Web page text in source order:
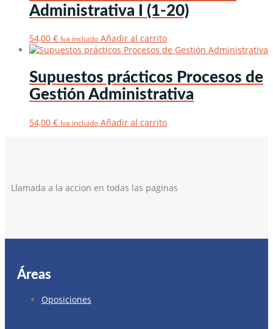
Administrativa I (1-20)
54,00 € Iva incluido Añadir al carrito
Supuestos prácticos Procesos de
Gestión Administrativa
54,00 € Iva incluido Añadir al carrito
Llamada a la accion en todas las paginas
Áreas
Oposiciones